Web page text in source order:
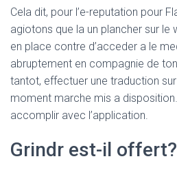
Cela dit, pour l’e-reputation pour
agiotons que la un plancher sur
en place contre d’acceder a le
abruptement en compagnie de
tantot, effectuer une traduction
moment marche mis a
accomplir avec l’application.
Grindr est-il offert?